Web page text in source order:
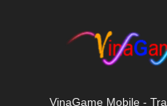
VinaGame Mobile -